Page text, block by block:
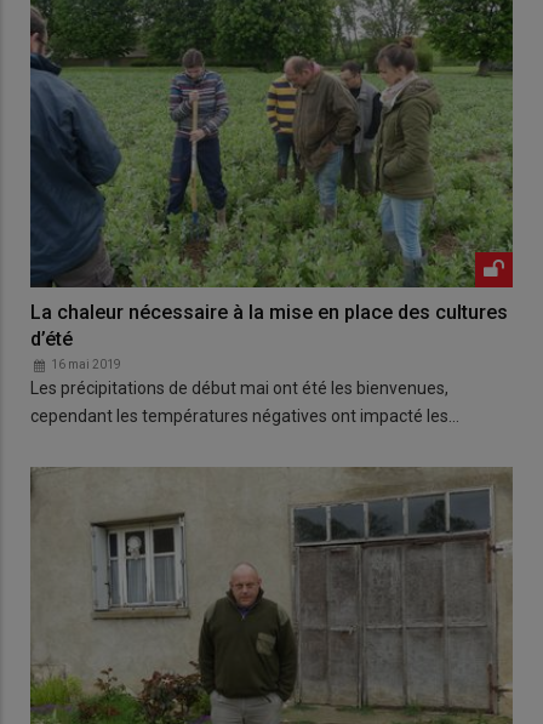
La chaleur nécessaire à la mise en place des cultures
d’été
16 mai 2019
Les précipitations de début mai ont été les bienvenues,
cependant les températures négatives ont impacté les…